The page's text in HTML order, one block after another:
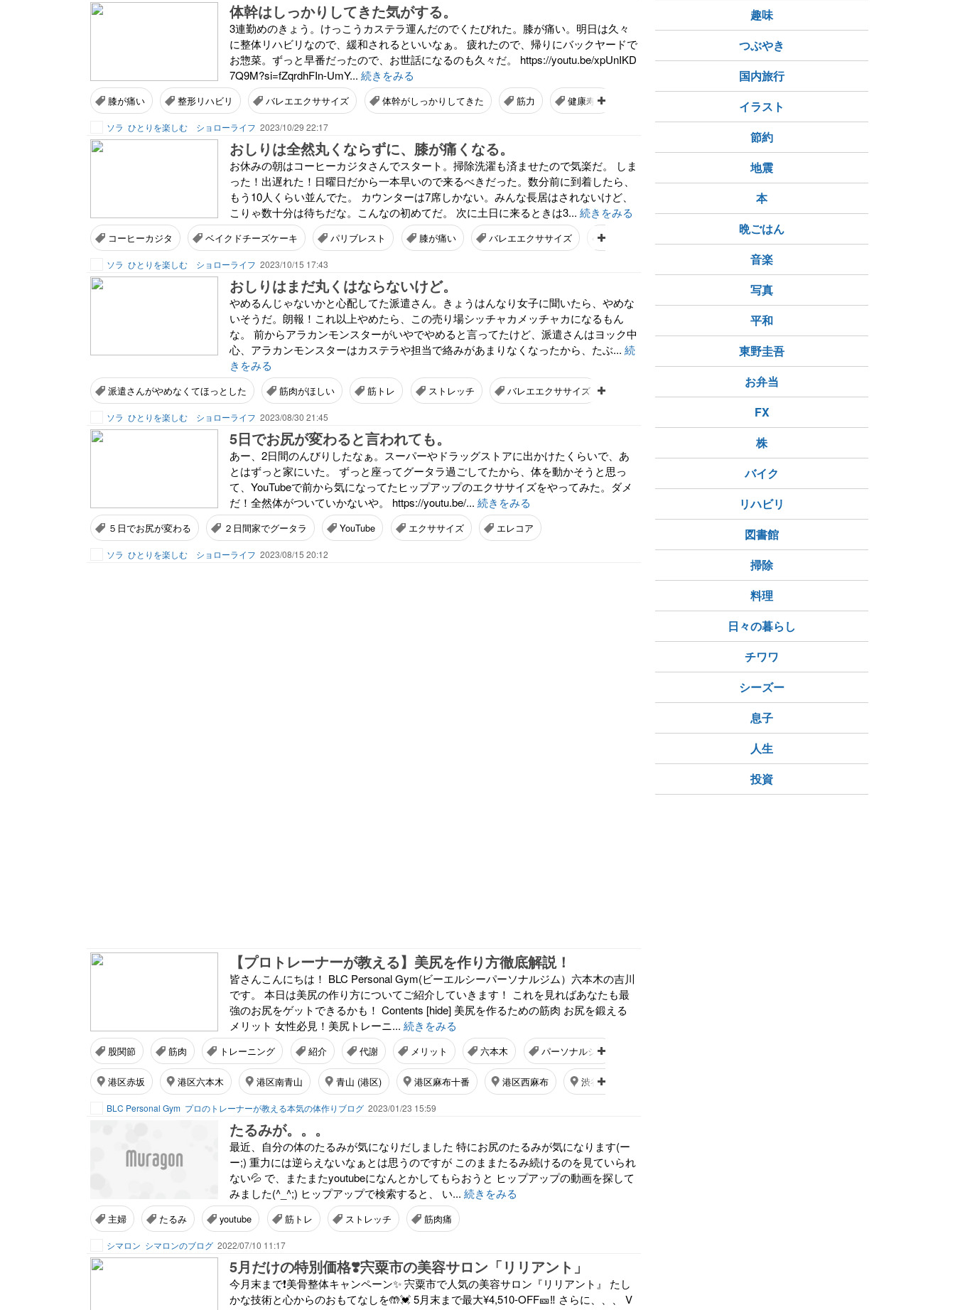
体幹はしっかりしてきた気がする。
3連勤めのきょう。けっこうカステラ運んだのでくたびれた。膝が痛い。明日は久々
に整体リハビリなので、緩和されるといいなぁ。 疲れたので、帰りにバックヤードで
お惣菜。ずっと早番だったので、お世話になるのも久々だ。 https://youtu.be/xpUnIKD
7Q9M?si=fZqrdhFIn-UmY... 続きをみる
膝が痛い 整形リハビリ バレエエクササイズ 体幹がしっかりしてきた 筋力 健康寿命 いくつまで年齢に抗えるか
ソラ ひとりを楽しむ ショローライフ 2023/10/29 22:17
おしりは全然丸くならずに、膝が痛くなる。
お休みの朝はコーヒーカジタさんでスタート。掃除洗濯も済ませたので気楽だ。 しま
った！出遅れた！日曜日だから一本早いので来るべきだった。数分前に到着したら、
もう10人くらい並んでた。 カウンターは7席しかない。みんな長居はされないけど、
こりゃ数十分は待ちだな。こんなの初めてだ。 次に土日に来るときは3... 続きをみる
コーヒーカジタ ベイクドチーズケーキ パリブレスト 膝が痛い バレエエクササイズ YouTube
ソラ ひとりを楽しむ ショローライフ 2023/10/15 17:43
おしりはまだ丸くはならないけど。
やめるんじゃないかと心配してた派遣さん。きょうはんなり女子に聞いたら、やめな
いそうだ。朗報！これ以上やめたら、この売り場シッチャカメッチャカになるもん
な。 前からアラカンモンスターがいやでやめると言ってたけど、派遣さんはヨック中
心、アラカンモンスターはカステラや担当で絡みがあまりなくなったから、たぶ... 続
きをみる
派遣さんがやめなくてほっとした 筋肉がほしい 筋トレ ストレッチ バレエエクササイズ 体幹も鍛えられる
ソラ ひとりを楽しむ ショローライフ 2023/08/30 21:45
5日でお尻が変わると言われても。
あー、2日間のんびりしたなぁ。スーパーやドラッグストアに出かけたくらいで、あ
とはずっと家にいた。 ずっと座ってグータラ過ごしてたから、体を動かそうと思っ
て、YouTubeで前から気になってたヒップアップのエクササイズをやってみた。ダメ
だ！全然体がついていかないや。 https://youtu.be/... 続きをみる
５日でお尻が変わる ２日間家でグータラ YouTube エクササイズ エレコア
ソラ ひとりを楽しむ ショローライフ 2023/08/15 20:12
【プロトレーナーが教える】美尻を作り方徹底解説！
皆さんこんにちは！ BLC Personal Gym(ビーエルシーパーソナルジム）六本木の吉川
です。 本日は美尻の作り方についてご紹介していきます！ これを見ればあなたも最
強のお尻をゲットできるかも！ Contents [hide] 美尻を作るための筋肉 お尻を鍛える
メリット 女性必見！美尻トレーニ... 続きをみる
股関節 筋肉 トレーニング 紹介 代謝 メリット 六本木 パーソナルジム
港区赤坂 港区六本木 港区南青山 青山 (港区) 港区麻布十番 港区西麻布 渋谷区渋谷
BLC Personal Gym プロのトレーナーが教える本気の体作りブログ 2023/01/23 15:59
たるみが。。。
最近、自分の体のたるみが気になりだしました 特にお尻のたるみが気になります(ー
ー;) 重力には逆らえないなぁとは思うのですが このままたるみ続けるのを見ていられ
ない💦 で、またまたyoutubeになんとかしてもらおうと ヒップアップの動画を探して
みました(^_^;) ヒップアップで検索すると、 い... 続きをみる
主婦 たるみ youtube 筋トレ ストレッチ 筋肉痛
シマロン シマロンのブログ 2022/07/10 11:17
5月だけの特別価格❣️宍粟市の美容サロン「リリアント」
今月末まで❗️美骨整体キャンペーン✨ 宍粟市で人気の美容サロン『リリアント』 たし
かな技術と心からのおもてなしを🤲💓 5月末まで最大¥4,510-OFF🎫‼️ さらに、、、 V
趣味
つぶやき
国内旅行
イラスト
節約
地震
本
晩ごはん
音楽
写真
平和
東野圭吾
お弁当
FX
株
バイク
リハビリ
図書館
掃除
料理
日々の暮らし
チワワ
シーズー
息子
人生
投資